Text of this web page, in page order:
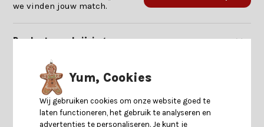
we vinden jouw match.
Productomschrijving
Specificaties
Reviews
Yum, Cookies
Wij gebruiken cookies om onze website goed te
laten functioneren, het gebruik te analyseren en
advertenties te personaliseren. Je kunt je